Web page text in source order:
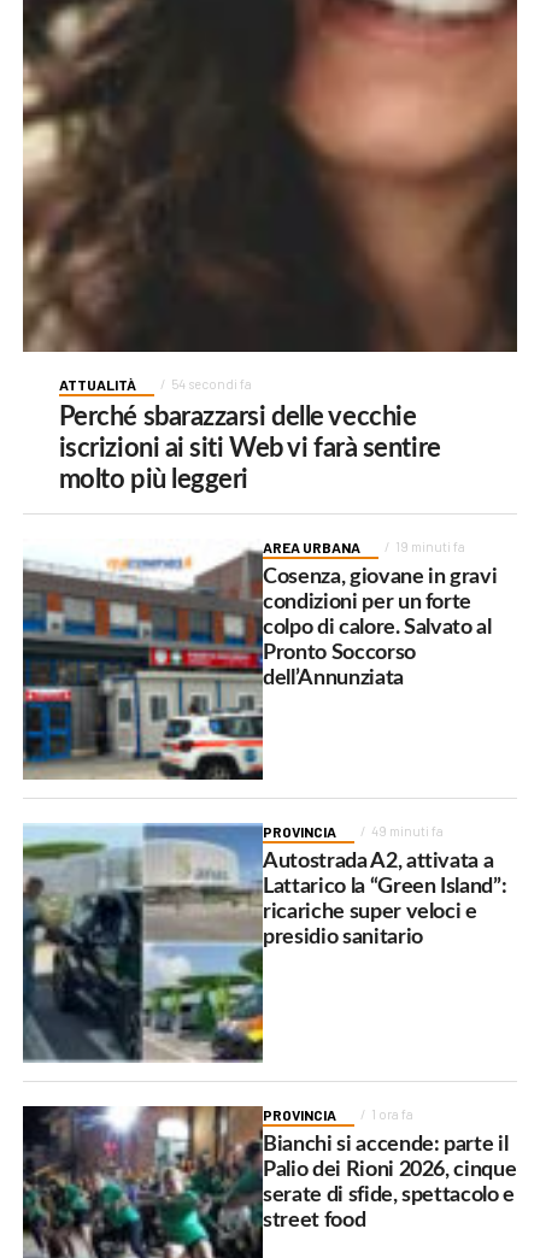
ATTUALITÀ 54 secondi fa
Perché sbarazzarsi delle vecchie
iscrizioni ai siti Web vi farà sentire
molto più leggeri
AREA URBANA 19 minuti fa
Cosenza, giovane in gravi
condizioni per un forte
colpo di calore. Salvato al
Pronto Soccorso
dell’Annunziata
PROVINCIA 49 minuti fa
Autostrada A2, attivata a
Lattarico la “Green Island”:
ricariche super veloci e
presidio sanitario
PROVINCIA 1 ora fa
Bianchi si accende: parte il
Palio dei Rioni 2026, cinque
serate di sfide, spettacolo e
street food